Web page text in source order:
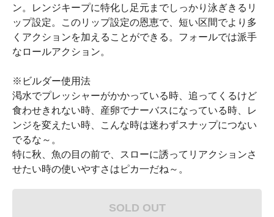
ン。レンジキープに特化し足元までしっかり泳ぎきるリ
ップ設定。このリップ設定の恩恵で、短い区間でより多
くアクションを加えることができる。フォールでは派手
なロールアクション。
※ビルダー使用法
渇水でプレッシャーがかかっている時、追ってくるけど
食わせきれない時、産卵でナーバスになっている時、レ
ンジを変えたい時、こんな時は迷わずスナップにつない
でるな～。
特に秋、魚の目の前で、スローに誘ってリアクションさ
せたい時の使いやすさはピカ一だね～。
SOLD OUT